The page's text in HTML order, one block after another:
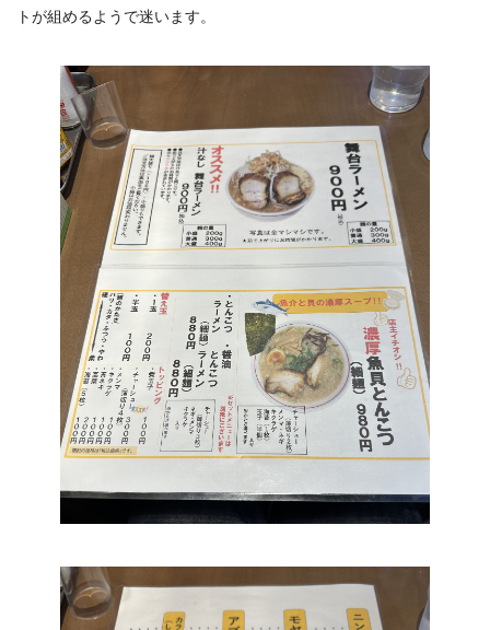
トが組めるようで迷います。